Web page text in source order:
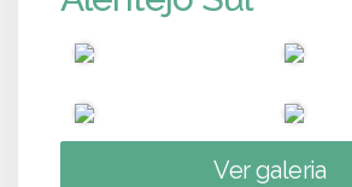
Ver galeria